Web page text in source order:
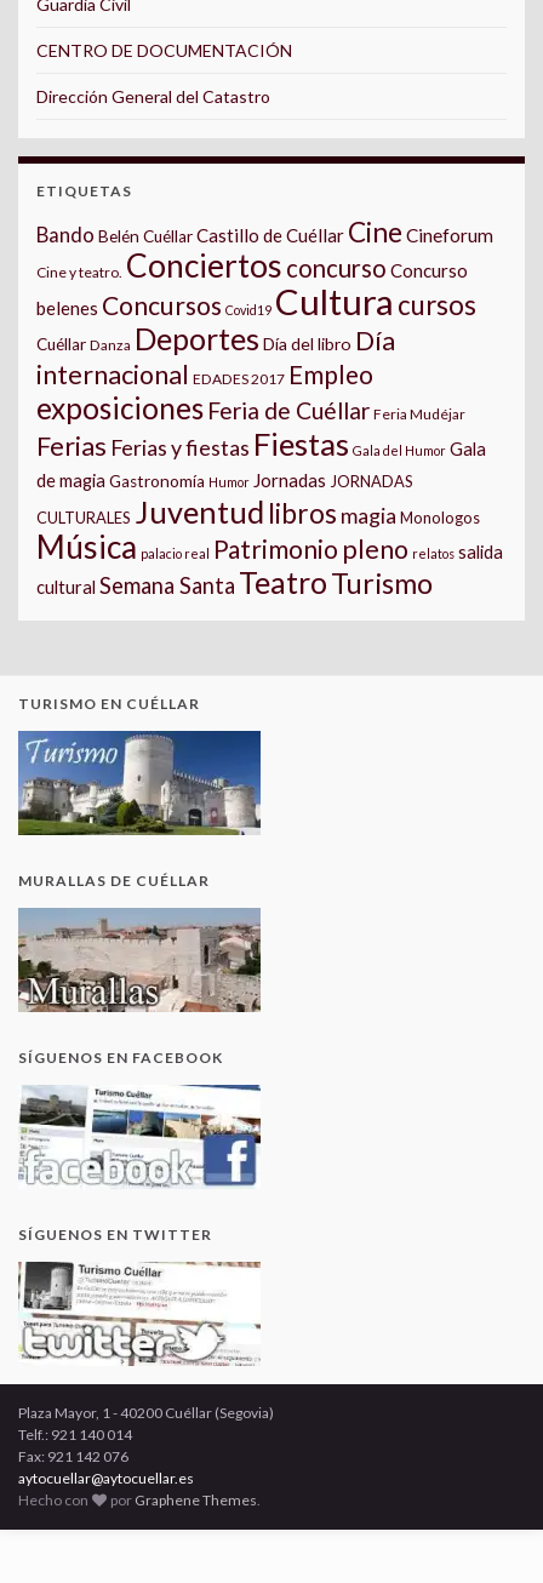
Guardia Civil
CENTRO DE DOCUMENTACIÓN
Dirección General del Catastro
ETIQUETAS
Bando Belén CuéllarCastillo de Cuéllar Cine Cineforum
Cine y teatro. Conciertos concurso Concurso
belenes Concursos Covid19 Cultura cursos
Cuéllar Danza Deportes Día del libro Día
internacional EDADES 2017 Empleo
exposiciones Feria de Cuéllar Feria Mudéjar
Ferias Ferias y fiestas Fiestas Gala del Humor Gala
de magia Gastronomía Humor Jornadas JORNADAS
CULTURALES Juventud libros magia Monologos
Música palacio real Patrimonio pleno relatos salida
cultural Semana Santa TeatroTurismo
TURISMO EN CUÉLLAR
MURALLAS DE CUÉLLAR
SÍGUENOS EN FACEBOOK
SÍGUENOS EN TWITTER
Plaza Mayor, 1 - 40200 Cuéllar (Segovia)
Telf.: 921 140 014
Fax: 921 142 076
aytocuellar@aytocuellar.es
Hecho con
por Graphene Themes.